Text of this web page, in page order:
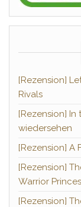
[Rezension]
Rivals
[Rezension] In
wiedersehen
[Rezension] A
[Rezension]
Warrior
[Rezension]